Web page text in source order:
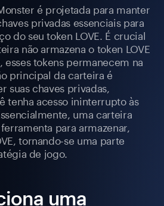
é projetada para manter
privadas essenciais para
do seu token LOVE. É crucial
não armazena o token LOVE
esses tokens permanecem na
principal da carteira é
suas chaves privadas,
tenha acesso ininterrupto às
uma carteira
para armazenar,
tornando-se uma parte
de jogo.
uma